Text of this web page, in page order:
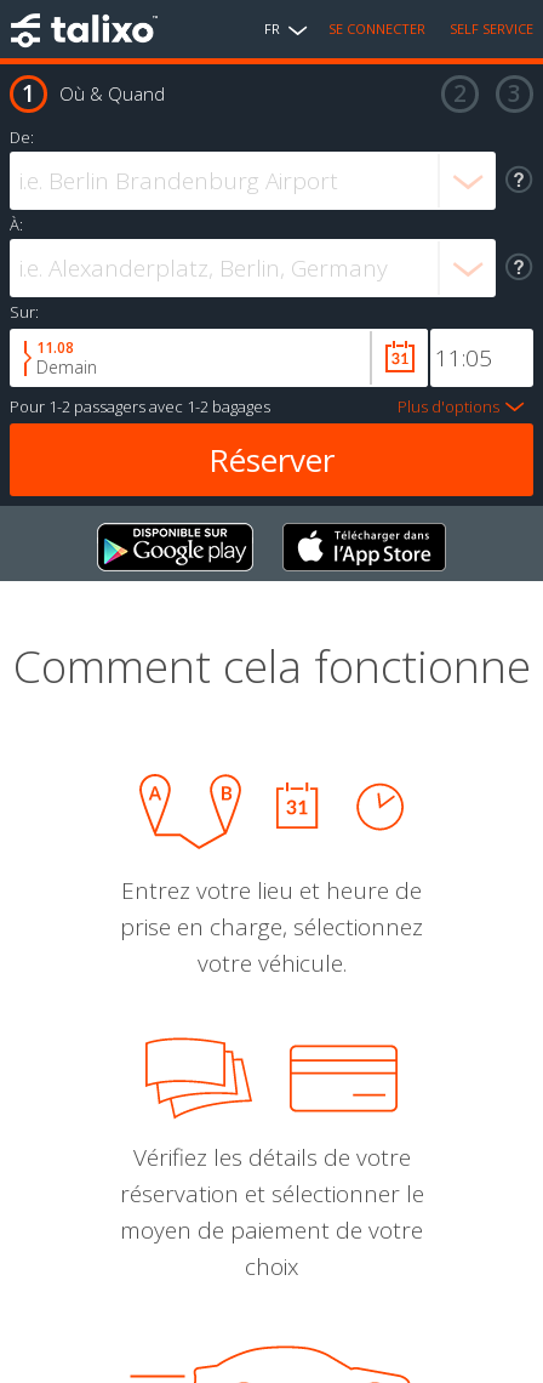
FR SE CONNECTER SELF SERVICE
Où & Quand
De:
À:
Sur:
11.08
Demain
Pour 1-2 passagersavec 1-2 bagages Plus d'options
Comment cela fonctionne
Entrez votre lieu et heure de
prise en charge, sélectionnez
votre véhicule.
Vérifiez les détails de votre
réservation et sélectionner le
moyen de paiement de votre
choix